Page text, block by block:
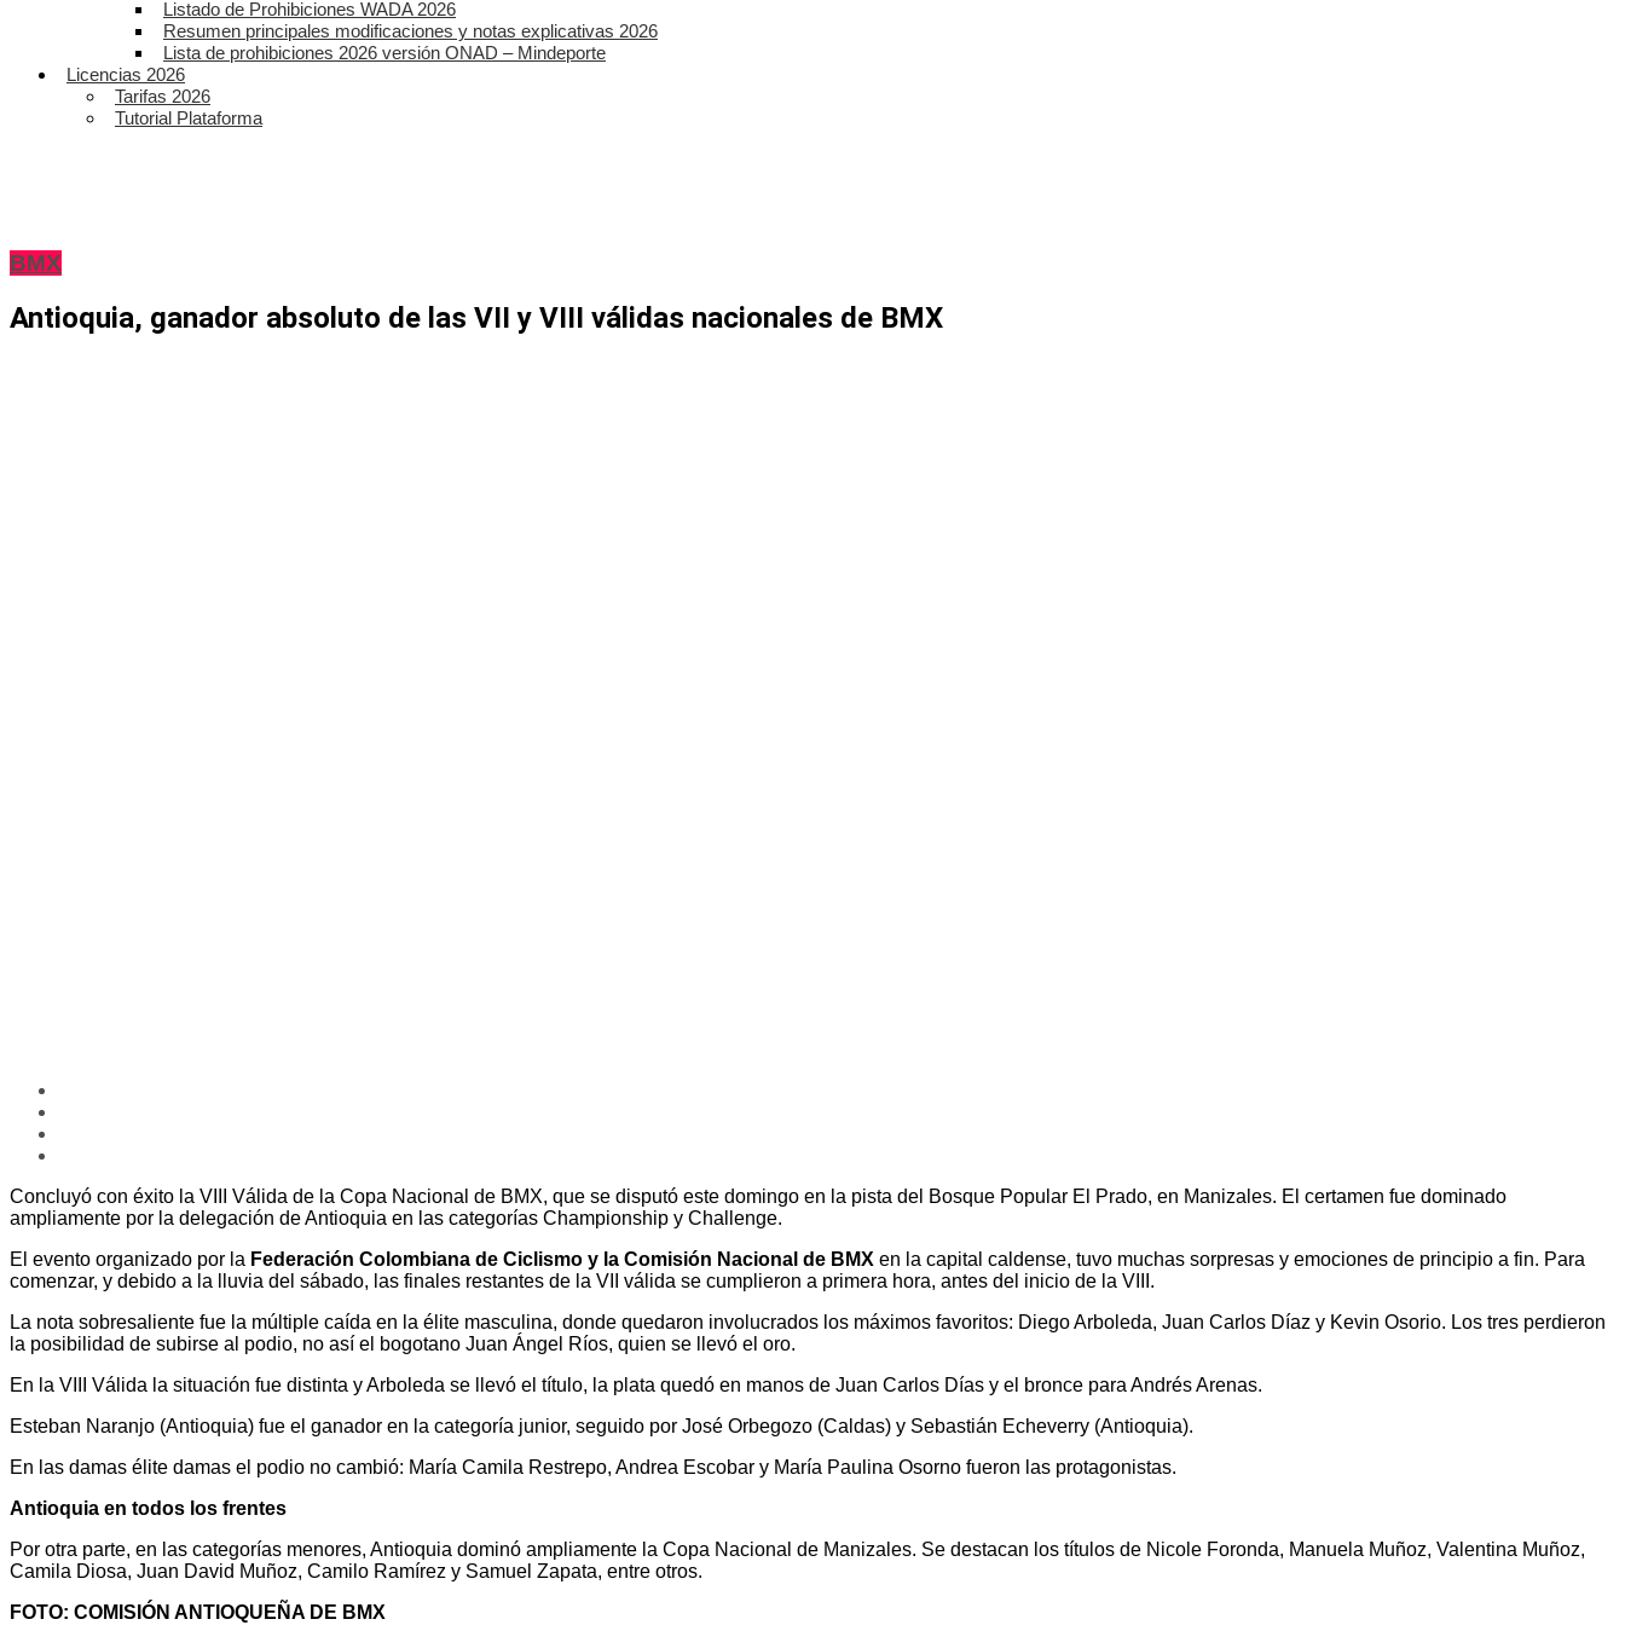
Listado de Prohibiciones WADA 2026
Resumen principales modificaciones y notas explicativas 2026
Lista de prohibiciones 2026 versión ONAD – Mindeporte
Licencias 2026
Tarifas 2026
Tutorial Plataforma
BMX
Antioquia, ganador absoluto de las VII y VIII válidas nacionales de BMX
Concluyó con éxito la VIII Válida de la Copa Nacional de BMX, que se disputó este domingo en la pista del Bosque Popular El Prado, en Manizales. El certamen fue dominado
ampliamente por la delegación de Antioquia en las categorías Championship y Challenge.
El evento organizado por la Federación Colombiana de Ciclismo y la Comisión Nacional de BMX en la capital caldense, tuvo muchas sorpresas y emociones de principio a fin. Para
comenzar, y debido a la lluvia del sábado, las finales restantes de la VII válida se cumplieron a primera hora, antes del inicio de la VIII.
La nota sobresaliente fue la múltiple caída en la élite masculina, donde quedaron involucrados los máximos favoritos: Diego Arboleda, Juan Carlos Díaz y Kevin Osorio. Los tres perdieron
la posibilidad de subirse al podio, no así el bogotano Juan Ángel Ríos, quien se llevó el oro.
En la VIII Válida la situación fue distinta y Arboleda se llevó el título, la plata quedó en manos de Juan Carlos Días y el bronce para Andrés Arenas.
Esteban Naranjo (Antioquia) fue el ganador en la categoría junior, seguido por José Orbegozo (Caldas) y Sebastián Echeverry (Antioquia).
En las damas élite damas el podio no cambió: María Camila Restrepo, Andrea Escobar y María Paulina Osorno fueron las protagonistas.
Antioquia en todos los frentes
Por otra parte, en las categorías menores, Antioquia dominó ampliamente la Copa Nacional de Manizales. Se destacan los títulos de Nicole Foronda, Manuela Muñoz, Valentina Muñoz,
Camila Diosa, Juan David Muñoz, Camilo Ramírez y Samuel Zapata, entre otros.
FOTO: COMISIÓN ANTIOQUEÑA DE BMX